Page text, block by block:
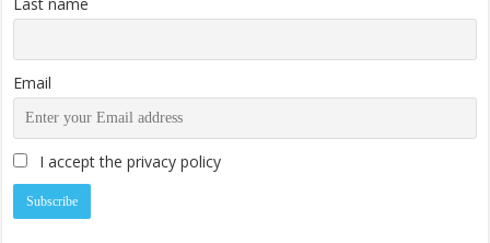
Last name
Email
I accept the privacy policy